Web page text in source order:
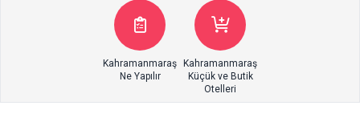
Kahramanmaraş
Ne Yapılır
Kahramanmaraş
Küçük ve Butik
Otelleri